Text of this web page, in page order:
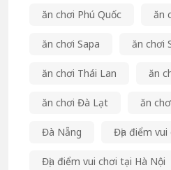
ăn chơi Phú Quốc ăn
ăn chơi Sapa ăn chơi
ăn chơi Thái Lan ăn
ăn chơi Đà Lạt ăn
Đà Nẵng Địa điểm vui
Địa điểm vui chơi tại Hà Nội